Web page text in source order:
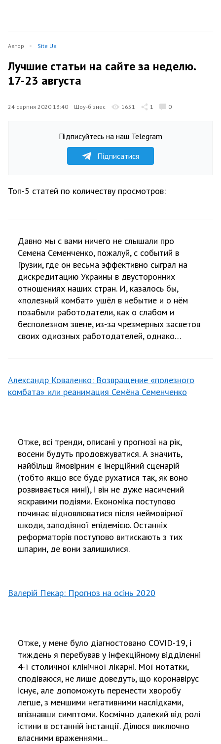
Автор Site Ua
Лучшие статьи на сайте за неделю.
17-23 августа
24 серпня 2020 13:40 Шоу-бізнес 1651 1 0
Підписуйтесь на наш Telegram
Підписатися
Топ-5 статей по количеству просмотров:
Давно мы с вами ничего не слышали про
Семена Семенченко, пожалуй, с событий в
Грузии, где он весьма эффективно сыграл на
дискредитацию Украины в двусторонних
отношениях наших стран. И, казалось бы,
«полезный комбат» ушёл в небытие и о нём
позабыли работодатели, как о слабом и
бесполезном звене, из-за чрезмерных засветов
своих одиозных работодателей, однако…
Александр Коваленко: Возвращение «полезного
комбата» или реанимация Семёна Семенченко
Отже, всі тренди, описані у прогнозі на рік,
восени будуть продовжуватися. А значить,
найбільш ймовірним є інерційний сценарій
(тобто якщо все буде рухатися так, як воно
розвивається нині), і він не дуже насичений
яскравими подіями. Економіка поступово
починає відновлюватися після неймовірної
шкоди, заподіяної епідемією. Останніх
реформаторів поступово витискають з тих
шпарин, де вони залишилися.
Валерій Пекар: Прогноз на осінь 2020
Отже, у мене було діагностовано COVID-19, і
тиждень я перебував у інфекційному відділенні
4-ї столичної клінічної лікарні. Мої нотатки,
сподіваюся, не лише доведуть, що коронавірус
існує, але допоможуть перенести хворобу
легше, з меншими негативними наслідками,
впізнавши симптоми. Космічно далекий від ролі
істини в останній інстанції. Ділюся виключно
власними враженнями...